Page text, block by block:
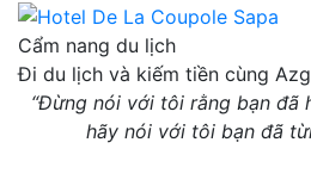
Cẩm nang du lịch
Đi du lịch và kiếm tiền cùng
“Đừng nói với tôi rằng bạn đã
hãy nói với tôi bạn đã